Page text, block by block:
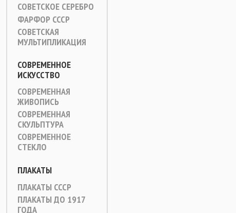
СОВЕТСКОЕ СЕРЕБРО
ФАРФОР СССР
СОВЕТСКАЯ
МУЛЬТИПЛИКАЦИЯ
СОВРЕМЕННОЕ
ИСКУССТВО
СОВРЕМЕННАЯ
ЖИВОПИСЬ
СОВРЕМЕННАЯ
СКУЛЬПТУРА
СОВРЕМЕННОЕ
СТЕКЛО
ПЛАКАТЫ
ПЛАКАТЫ СССР
ПЛАКАТЫ ДО 1917
ГОДА